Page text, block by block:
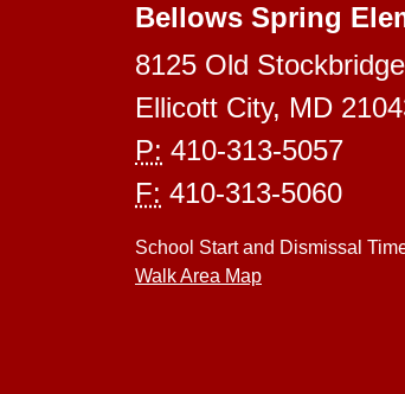
Bellows Spring
8125 Old
Ellicott City, MD
P: 410-313-5057
F: 410-313-5060
School Start and Dismissal
Walk Area Map